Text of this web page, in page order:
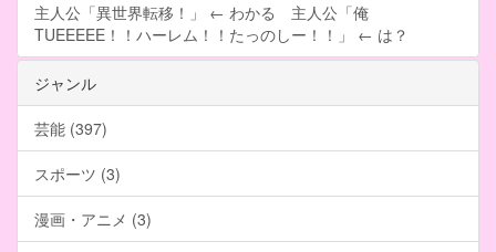
主人公「異世界転移！」 ← わかる 主人公「俺
TUEEEEE！！ハーレム！！たっのしー！！」 ← は？
ジャンル
芸能 (397)
スポーツ (3)
漫画・アニメ (3)